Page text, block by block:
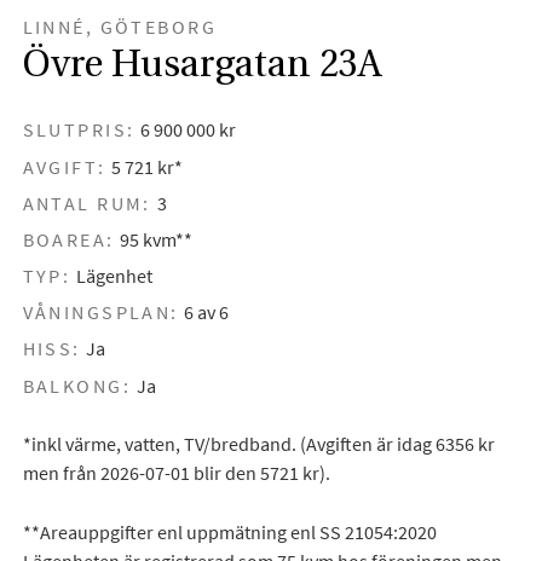
LINNÉ, GÖTEBORG
Övre Husargatan 23A
SLUTPRIS: 6 900 000 kr
AVGIFT: 5 721 kr*
ANTAL RUM: 3
BOAREA: 95 kvm**
TYP: Lägenhet
VÅNINGSPLAN: 6 av 6
HISS: Ja
BALKONG: Ja
*inkl värme, vatten, TV/bredband. (Avgiften är idag 6356 kr
men från 2026-07-01 blir den 5721 kr).
**Areauppgifter enl uppmätning enl SS 21054:2020